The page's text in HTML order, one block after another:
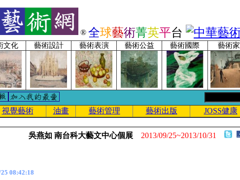
® 全球藝術菁英平台
文化 藝術設計 藝術表演 藝術公益 藝術國際 藝術家
視覺藝術 油畫 藝術管理 藝術出版 JOSS健康
吳燕如 南台科大藝文中心個展 2013/09/25~2013/10/31
08:42:18